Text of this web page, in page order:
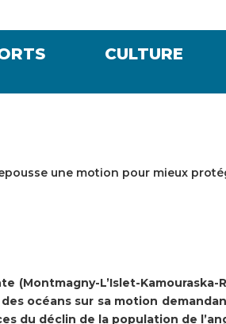
CULTURE
une motion pour mieux
(Montmagny-L’Islet-
océans sur sa motion
du déclin de la population de